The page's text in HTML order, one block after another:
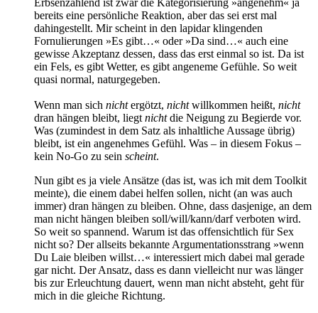
Erbsenzählend ist zwar die Kategorisierung »angenehm« ja
bereits eine persönliche Reaktion, aber das sei erst mal
dahingestellt. Mir scheint in den lapidar klingenden
Fornulierungen »Es gibt…« oder »Da sind…« auch eine
gewisse Akzeptanz dessen, dass das erst einmal so ist. Da ist
ein Fels, es gibt Wetter, es gibt angeneme Gefühle. So weit
quasi normal, naturgegeben.
Wenn man sich nichtergötzt, nichtwillkommen heißt, nicht
dran hängen bleibt, liegt nichtdie Neigung zu Begierde vor.
Was (zumindest in dem Satz als inhaltliche Aussage übrig)
bleibt, ist ein angenehmes Gefühl. Was – in diesem Fokus –
kein No-Go zu sein scheint.
Nun gibt es ja viele Ansätze (das ist, was ich mit dem Toolkit
meinte), die einem dabei helfen sollen, nicht (an was auch
immer) dran hängen zu bleiben. Ohne, dass dasjenige, an dem
man nicht hängen bleiben soll/will/kann/darf verboten wird.
So weit so spannend. Warum ist das offensichtlich für Sex
nicht so? Der allseits bekannte Argumentationsstrang »wenn
Du Laie bleiben willst…« interessiert mich dabei mal gerade
gar nicht. Der Ansatz, dass es dann vielleicht nur was länger
bis zur Erleuchtung dauert, wenn man nicht absteht, geht für
mich in die gleiche Richtung.